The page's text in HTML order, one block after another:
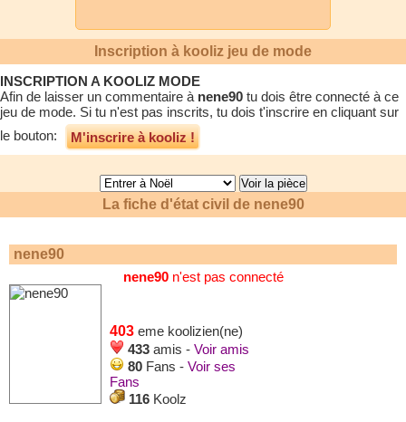
Inscription à kooliz jeu de mode
INSCRIPTION A KOOLIZ MODE
Afin de laisser un commentaire à nene90 tu dois être connecté à ce
jeu de mode. Si tu n'est pas inscrits, tu dois t'inscrire en cliquant sur
le bouton:
M'inscrire à kooliz !
La fiche d'état civil de nene90
nene90
nene90n'est pas connecté
403 eme koolizien(ne)
433 amis - Voir amis
80 Fans - Voir ses
Fans
116 Koolz